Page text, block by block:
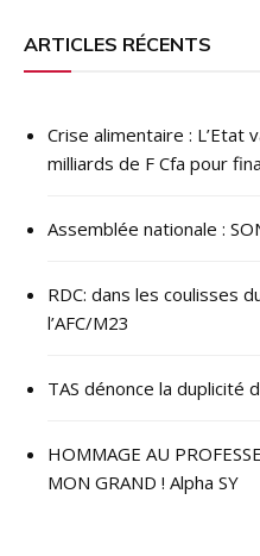
l’article
ARTICLES RÉCENTS
Crise alimentaire : L’Etat
milliards de F Cfa pour
Assemblée nationale :
RDC: dans les coulisses
l’AFC/M23
TAS dénonce la duplicité
HOMMAGE AU
MON GRAND ! Alpha SY